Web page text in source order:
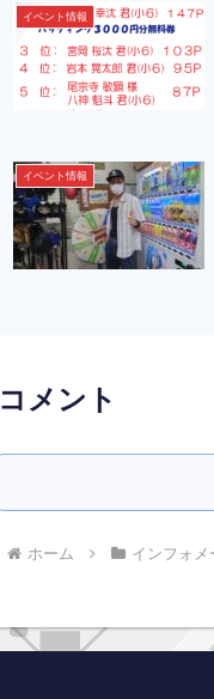
イベント情報
イベント情報
コメント
ホーム インフォメ